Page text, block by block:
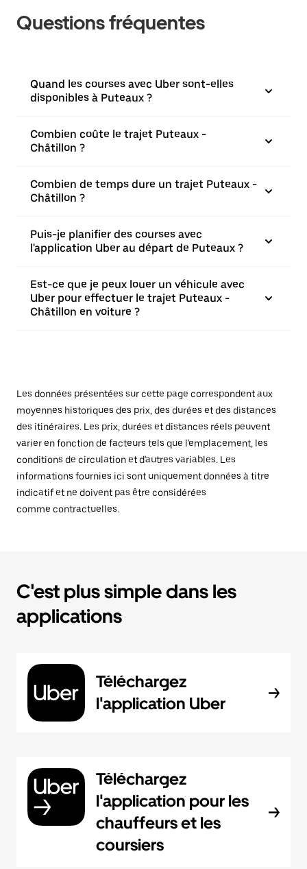
Questions fréquentes
Quand les courses avec Uber sont-elles
disponibles à Puteaux ?
Combien coûte le trajet Puteaux -
Châtillon ?
Combien de temps dure un trajet Puteaux -
Châtillon ?
Puis-je planifier des courses avec
l'application Uber au départ de Puteaux ?
Est-ce que je peux louer un véhicule avec
Uber pour effectuer le trajet Puteaux -
Châtillon en voiture ?
Les données présentées sur cette page correspondent aux
moyennes historiques des prix, des durées et des distances
des itinéraires. Les prix, durées et distances réels peuvent
varier en fonction de facteurs tels que l'emplacement, les
conditions de circulation et d'autres variables. Les
informations fournies ici sont uniquement données à titre
indicatif et ne doivent pas être considérées
comme contractuelles.
C'est plus simple dans les
applications
Téléchargez
l'application Uber
Téléchargez
l'application pour les
chauffeurs et les
coursiers